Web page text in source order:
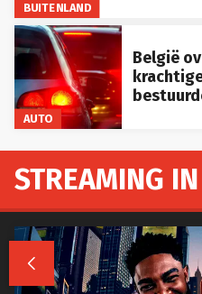
BUITENLAND
AUTO
België
STREAMING
